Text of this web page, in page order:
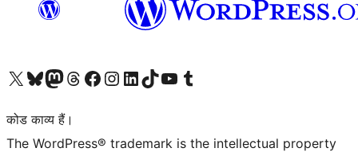
Visit our X (formerly Twitter) account
हमारे बलुस्की खाते पर जाएँVisit our Mastodon account
हमारे थ्रेड्स अकाउंट पर जाएंहमारे फेसबुक पेज पर जाएँहमारे इंस्टाग्राम अकाउंट पर जाएंहमारे लिंक्डइन खाते पर जाएँहमारे टिकटॉक खाते पर जाएँहमारे यूट्यूब चैनल पर जाएंहमारे Tumblr खाते पर जाएँ
कोड काव्य हैं।
The WordPress® trademark is the intellectual property